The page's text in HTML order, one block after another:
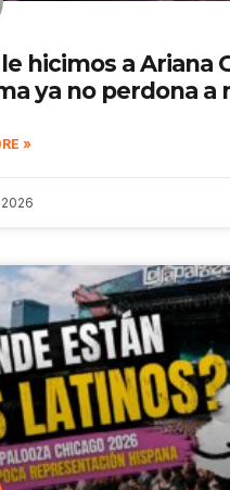
hicimos a Ariana
ya no perdona a
»